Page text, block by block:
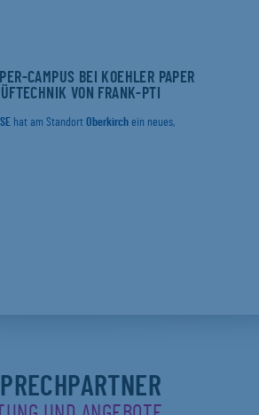
CAMPUS BEI KOEHLER PAPER
VON FRANK-PTI
hat am Standort Oberkirch ein neues,